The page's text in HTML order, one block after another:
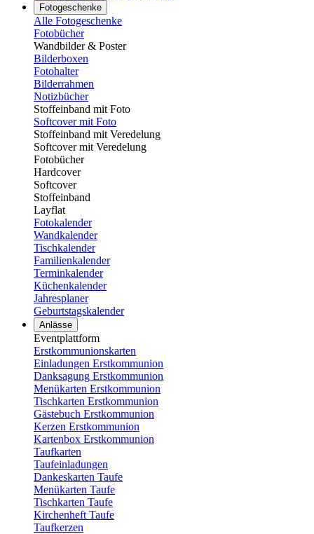
Fotogeschenke
Alle Fotogeschenke
Fotobücher
Wandbilder & Poster
Bilderboxen
Fotohalter
Bilderrahmen
Notizbücher
Stoffeinband mit Foto
Softcover mit Foto
Stoffeinband mit Veredelung
Softcover mit Veredelung
Fotobücher
Hardcover
Softcover
Stoffeinband
Layflat
Fotokalender
Wandkalender
Tischkalender
Familienkalender
Terminkalender
Küchenkalender
Jahresplaner
Geburtstagskalender
Anlässe
Eventplattform
Erstkommunionskarten
Einladungen Erstkommunion
Danksagung Erstkommunion
Menükarten Erstkommunion
Tischkarten Erstkommunion
Gästebuch Erstkommunion
Kerzen Erstkommunion
Kartenbox Erstkommunion
Taufkarten
Taufeinladungen
Dankeskarten Taufe
Menükarten Taufe
Tischkarten Taufe
Kirchenheft Taufe
Taufkerzen